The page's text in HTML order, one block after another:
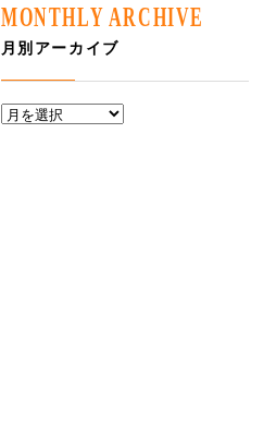
MONTHLY ARCHIVE
月別アーカイブ